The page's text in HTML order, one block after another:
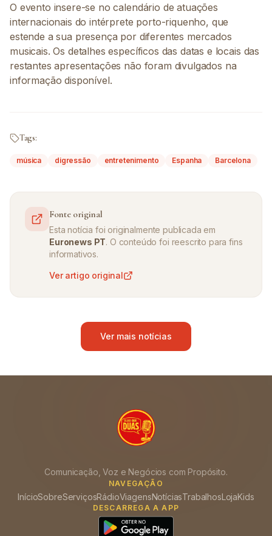
O evento insere-se no calendário de atuações
internacionais do intérprete porto-riquenho, que
estende a sua presença por diferentes mercados
musicais. Os detalhes específicos das datas e locais das
restantes apresentações não foram divulgados na
informação disponível.
Tags:
música digressão entretenimento Espanha Barcelona
Fonte original
Esta notícia foi originalmente publicada em
Euronews PT. O conteúdo foi reescrito para fins
informativos.
Ver artigo original
Ver mais notícias
Comunicação, Voz e Negócios com Propósito.
NAVEGAÇÃO
InícioSobreServiçosRádioViagensNotíciasTrabalhosLojaKids
DESCARREGA A APP